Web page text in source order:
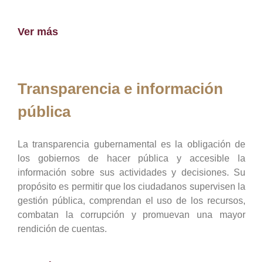
Ver más
Transparencia e información
pública
La transparencia gubernamental es la obligación de
los gobiernos de hacer pública y accesible la
información sobre sus actividades y decisiones. Su
propósito es permitir que los ciudadanos supervisen la
gestión pública, comprendan el uso de los recursos,
combatan la corrupción y promuevan una mayor
rendición de cuentas.